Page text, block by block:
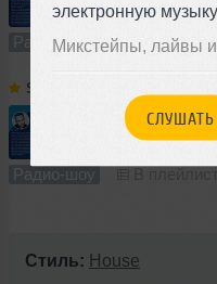
электронную
Микстейпы, лайвы
СЛУШАТЬ
60:01 549 раз
Радио-шоу В плейлист
Stonebridge
Радио-шоу
Стиль: House